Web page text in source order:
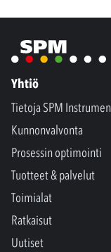
Yhtiö
Tietoja SPM
Kunnonvalvonta
Prosessin optimointi
Tuotteet & palvelut
Toimialat
Ratkaisut
Uutiset